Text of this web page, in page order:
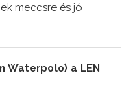
meccsre és jó
Waterpolo) a LEN